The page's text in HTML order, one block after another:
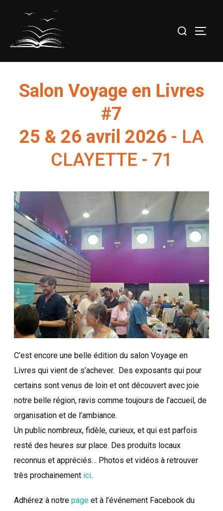
Salon Voyage en Livres
#7
25 & 26 avril 2026 - LA
CLAYETTE - 71
C’est encore une belle édition du salon Voyage en
Livres qui vient de s’achever. Des exposants qui pour
certains sont venus de loin et ont découvert avec joie
notre belle région, ravis comme toujours de l’accueil, de
organisation et de l’ambiance.
Un public nombreux, fidèle, curieux, et qui est parfois
resté des heures sur place. Des produits locaux
reconnus et appréciés… Photos et vidéos à retrouver
très prochainement ici.
Adhérez à notre pageet à l’événement Facebook du